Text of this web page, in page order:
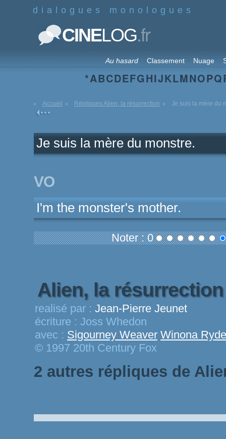
dialogues monologues
CINELOG.fr
Au hasard Classement Nuage
*ABCDEFGHIJKLMNOPQ
Accueil Répliques Alien, la résurrection Je suis la mère du
Je suis la mère du monstre.
VO
I'm the monster's mother.
Noter : 0
Alien, la
realisé par : Jean-Pierre Jeunet
écriture : Joss Whedon
avec : Sigourney Weaver Winona
© 1997 20th Century Fox
2 autres répliques de